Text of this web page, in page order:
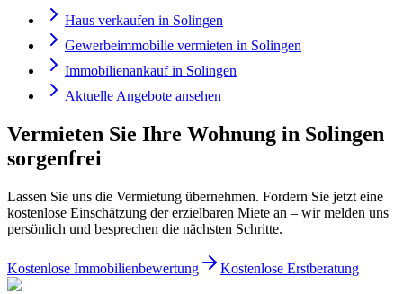
Haus verkaufen in Solingen
Gewerbeimmobilie vermieten in Solingen
Immobilienankauf in Solingen
Aktuelle Angebote ansehen
Vermieten Sie Ihre Wohnung in Solingen
sorgenfrei
Lassen Sie uns die Vermietung übernehmen. Fordern Sie jetzt eine
kostenlose Einschätzung der erzielbaren Miete an – wir melden uns
persönlich und besprechen die nächsten Schritte.
Kostenlose Immobilienbewertung Kostenlose Erstberatung